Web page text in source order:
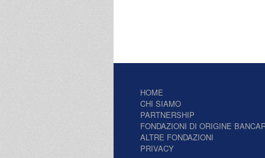
HOME
CHI SIAMO
PARTNERSHIP
FONDAZIONI DI ORIGINE
ALTRE FONDAZIONI
PRIVACY